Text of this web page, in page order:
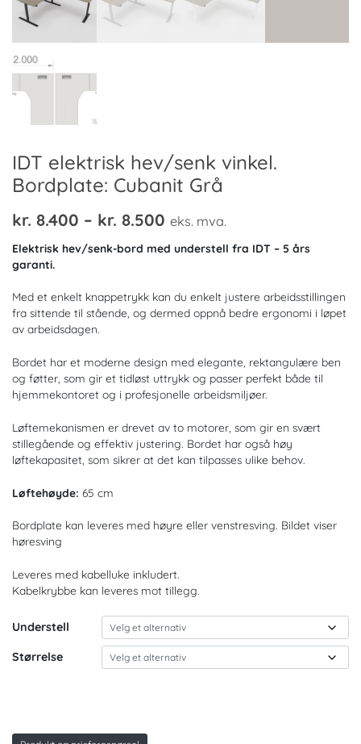
IDT elektrisk hev/senk vinkel.
Bordplate: Cubanit Grå
kr. 8.400 – kr. 8.500 Prisområde:
kr. 8.400
kr. 8.500
eks. mva.
Elektrisk hev/senk-bord med understell fra IDT – 5 års
garanti.
Med et enkelt knappetrykk kan du enkelt justere arbeidsstillingen
fra sittende til stående, og dermed oppnå bedre ergonomi i løpet
av arbeidsdagen.
Bordet har et moderne design med elegante, rektangulære ben
og føtter, som gir et tidløst uttrykk og passer perfekt både til
hjemmekontoret og i profesjonelle arbeidsmiljøer.
Løftemekanismen er drevet av to motorer, som gir en svært
stillegående og effektiv justering. Bordet har også høy
løftekapasitet, som sikrer at det kan tilpasses ulike behov.
Løftehøyde: 65 cm
Bordplate kan leveres med høyre eller venstresving. Bildet viser
høresving
Leveres med kabelluke inkludert.
Kabelkrybbe kan leveres mot tillegg.
Understell
Størrelse